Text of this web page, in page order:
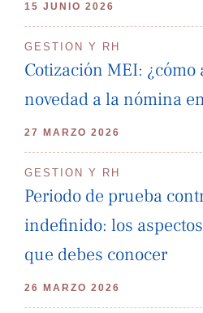
15 JUNIO 2026
GESTION Y RH
Cotización MEI: ¿cómo
novedad a la nómina
27 MARZO 2026
GESTION Y RH
Periodo de prueba
indefinido: los
que debes conocer
26 MARZO 2026